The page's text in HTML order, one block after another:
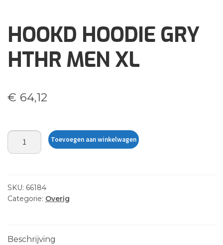
HOOKD HOODIE GRY
HTHR MEN XL
€ 64,12
HOOKD
HOODIE
MEN
XL
Toevoegen aan winkelwagen
SKU: 66184
Categorie: Overig
Beschrijving